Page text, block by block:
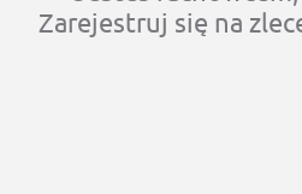
Zarejestruj się na